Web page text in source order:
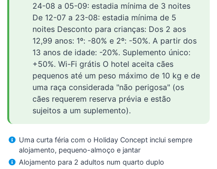
24-08 a 05-09: estadia mínima de 3 noites
De 12-07 a 23-08: estadia mínima de 5
noites Desconto para crianças: Dos 2 aos
12,99 anos: 1º: -80% e 2º: -50%. A partir dos
13 anos de idade: -20%. Suplemento único:
+50%. Wi-Fi grátis O hotel aceita cães
pequenos até um peso máximo de 10 kg e de
uma raça considerada "não perigosa" (os
cães requerem reserva prévia e estão
sujeitos a um suplemento).
Uma curta féria com o Holiday Concept inclui sempre
alojamento, pequeno-almoço e jantar
Alojamento para 2 adultos num quarto duplo